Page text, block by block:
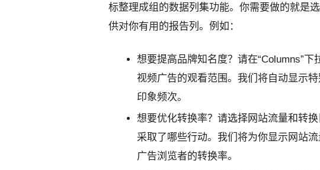
标整理成组的数据列集功能。你需要做的就是
供对你有用的报告列。例如：
想要提高品牌知名度？ 请在“Columns”下
视频广告的观看范围。我们将自动显示
印象频次。
想要优化转换率？ 请选择网站流量和转
采取了哪些行动。我们将为你显示网站
广告浏览者的转换率。